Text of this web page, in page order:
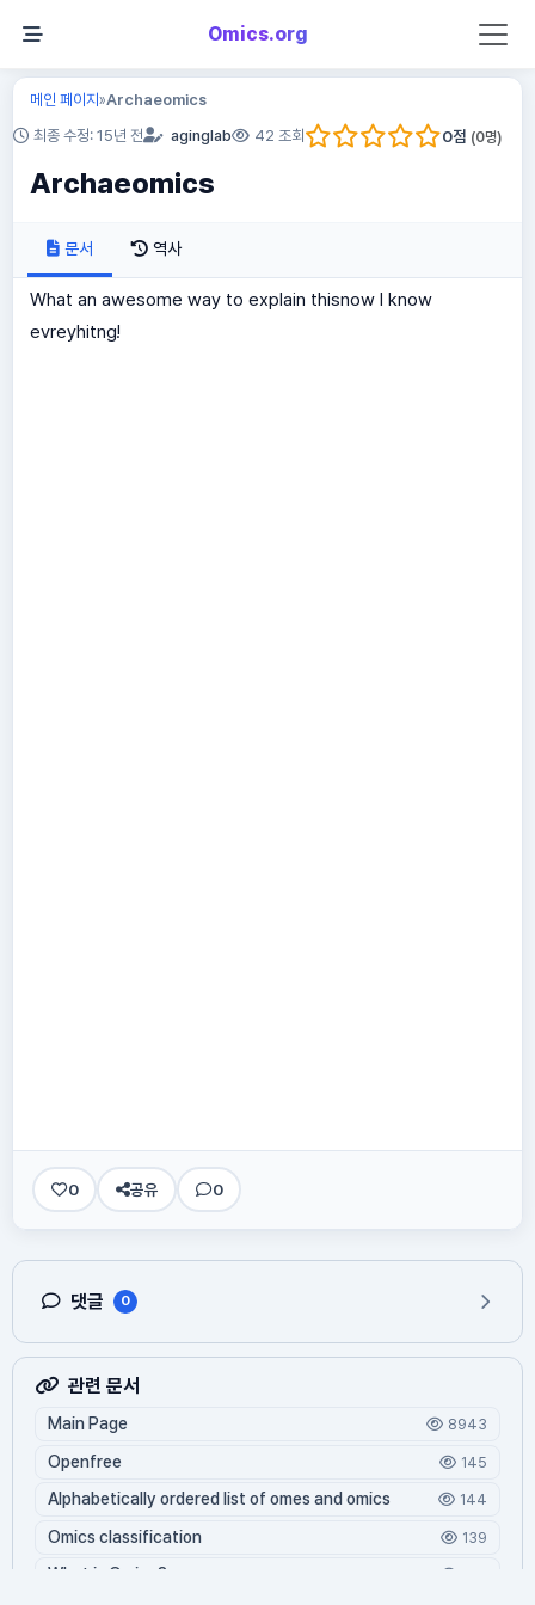
Omics.org
메인 페이지»Archaeomics
최종 수정: 15년 전 aginglab 42 조회 0점 (0명)
Archaeomics
문서 역사
What an awesome way to explain thisnow I know
evreyhitng!
0 공유 0
댓글 0
관련 문서
Main Page 8943
Openfree 145
Alphabetically ordered list of omes and omics 144
Omics classification 139
What is Oming?